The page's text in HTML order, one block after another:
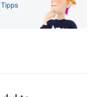
Tipps